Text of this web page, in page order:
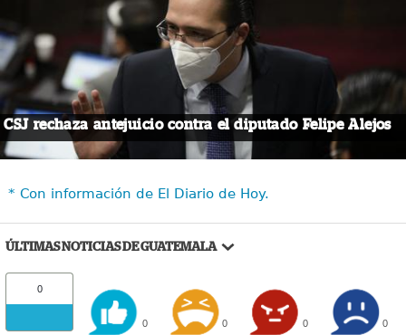
CSJ rechaza antejuicio contra el diputado Felipe Alejos
* Con información de El Diario de Hoy.
ÚLTIMAS NOTICIAS DE GUATEMALA
0
0 0 0 0